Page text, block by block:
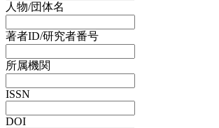
人物/団体名
著者ID/研究者番号
所属機関
ISSN
DOI